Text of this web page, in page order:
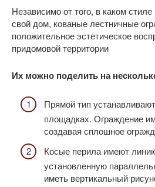
Независимо от того, в каком
свой дом, кованые лестничные
положительное эстетическое
придомовой территории
Их можно поделить на
Прямой тип
площадках. Ограждение
создавая сплошное
Косые перила имеют
установленную
иметь вертикальный